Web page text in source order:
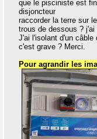
que le pisciniste est
disjoncteur
raccorder la terre sur
trous de dessous ?
J'ai l'isolant d'un
c'est grave ? Merci.
Pour agrandir les